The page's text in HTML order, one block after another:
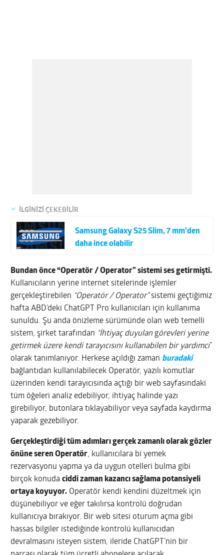
İLGİNİZİ ÇEKEBİLİR
Samsung Galaxy S25 Slim, 7 mm’den
daha ince olabilir
Bundan önce “Operatör / Operator” sistemi ses getirmişti.
Kullanıcıların yerine internet sitelerinde işlemler
gerçekleştirebilen “Operatör / Operator”sistemi geçtiğimiz
hafta ABD’deki ChatGPT Pro kullanıcıları için kullanıma
sunuldu. Şu anda önizleme sürümünde olan web temelli
sistem, şirket tarafından “İhtiyaç duyulangörevleri yerine
getirmek üzere kendi tarayıcısını kullanabilen bir yardımcı”
olarak tanımlanıyor. Herkese açıldığı zaman buradaki
bağlantıdan kullanılabilecek Operatör, yazılı komutlar
üzerinden kendi tarayıcısında açtığı bir web sayfasındaki
tüm öğeleri analiz edebiliyor, ihtiyaç halinde yazı
girebiliyor, butonlara tıklayabiliyor veya sayfada kaydırma
yaparak gezebiliyor.
Gerçekleştirdiği tüm adımları gerçek zamanlı olarak gözler
önüne seren Operatör, kullanıcılara bi yemek
rezervasyonu yapma ya da uygun otelleri bulma gibi
birçok konudaciddi zaman kazancı sağlama potansiyeli
ortaya koyuyor. Operatör kendi kendini düzeltmek için
düşünebiliyor ve eğer takılırsa kontrolü doğrudan
kullanıcıya bırakıyor. Bir web sitesi oturum açma gibi
hassas bilgiler istediğinde kontrolü kullanıcıdan
devralmasını isteyen sistem, ileride ChatGPT’nin bir